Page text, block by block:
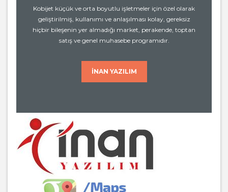
Kobijet küçük ve orta boyutlu işletmeler için özel olarak
geliştirilmiş, kullanımı ve anlaşılması kolay, gereksiz
hiçbir bileşenin yer almadığı market, perakende, toptan
satış ve genel muhasebe programıdır.
İNAN YAZILIM